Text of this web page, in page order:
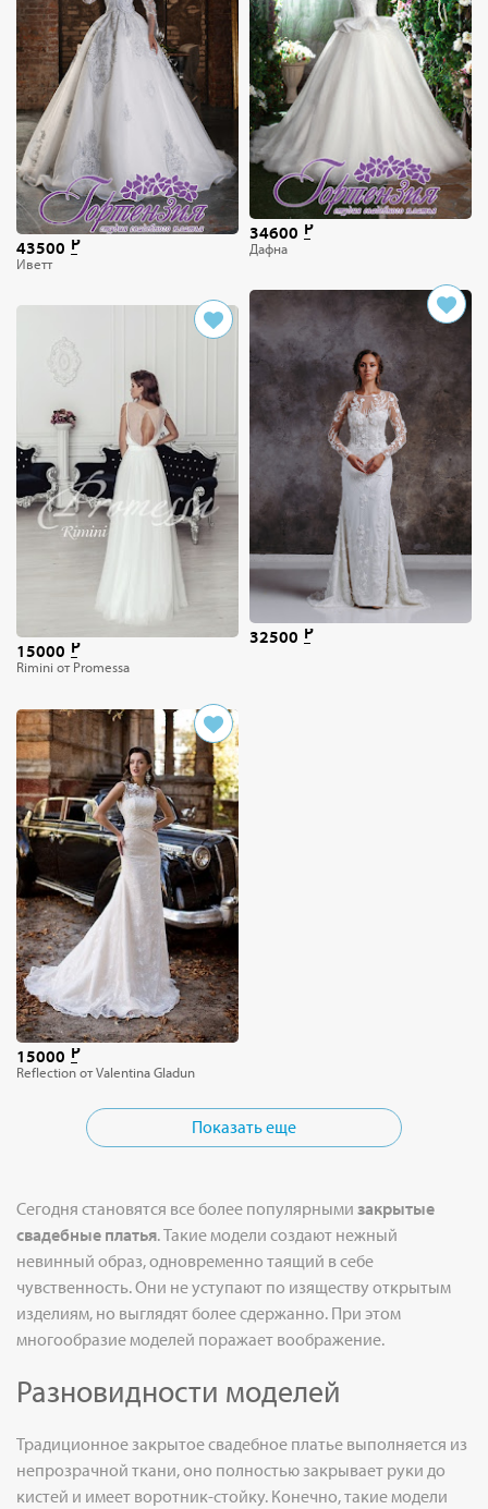
43500
Иветт
34600
Дафна
15000
Rimini от Promessa
32500
15000
Reflection от Valentina Gladun
Показать еще
Сегодня становятся все более популярными закрытые
свадебные платья. Такие модели создают нежный
невинный образ, одновременно таящий в себе
чувственность. Они не уступают по изяществу открытым
изделиям, но выглядят более сдержанно. При этом
многообразие моделей поражает воображение.
Разновидности моделей
Традиционное закрытое свадебное платье выполняется из
непрозрачной ткани, оно полностью закрывает руки до
кистей и имеет воротник-стойку. Конечно, такие модели